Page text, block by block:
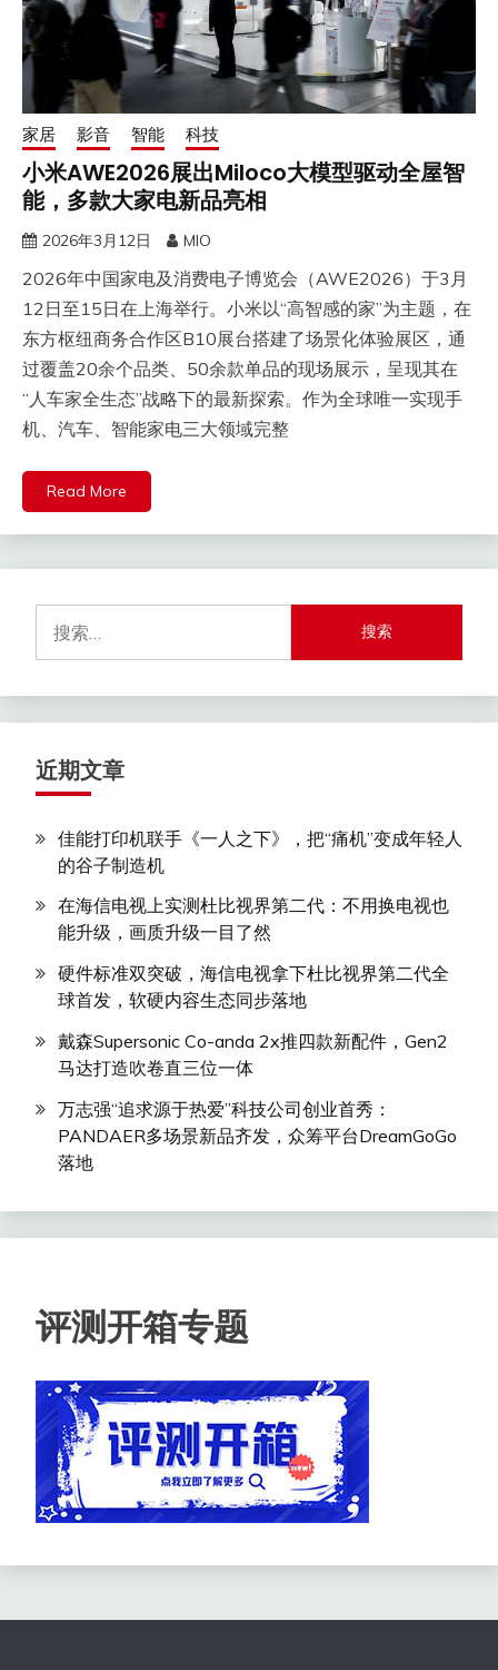
家居 影音 智能 科技
小米AWE2026展出Miloco大模型驱动全屋智
能，多款大家电新品亮相
2026年3月12日 MIO
2026年中国家电及消费电子博览会（AWE2026）于3月
12日至15日在上海举行。小米以“高智感的家”为主题，在
东方枢纽商务合作区B10展台搭建了场景化体验展区，通
过覆盖20余个品类、50余款单品的现场展示，呈现其在
“人车家全生态”战略下的最新探索。作为全球唯一实现手
机、汽车、智能家电三大领域完整
Read More
索：
近期文章
佳能打印机联手《一人之下》，把“痛机”变成年轻人
的谷子制造机
在海信电视上实测杜比视界第二代：不用换电视也
能升级，画质升级一目了然
硬件标准双突破，海信电视拿下杜比视界第二代全
球首发，软硬内容生态同步落地
戴森Supersonic Co-anda 2x推四款新配件，Gen2
马达打造吹卷直三位一体
万志强“追求源于热爱”科技公司创业首秀：
PANDAER多场景新品齐发，众筹平台DreamGoGo
落地
评测开箱专题